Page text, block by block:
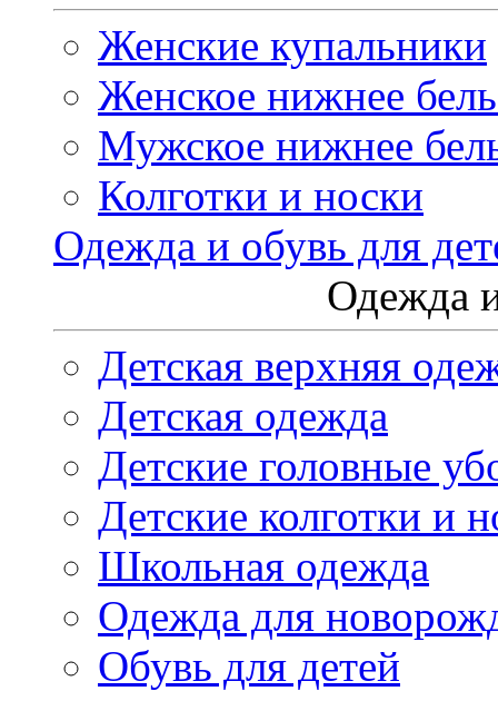
Женские купальники
Женское нижнее
Мужское нижнее
Колготки и носки
Одежда и обувь для
Одежда
Детская верхняя
Детская одежда
Детские головные
Детские колготки и
Школьная одежда
Одежда для
Обувь для детей